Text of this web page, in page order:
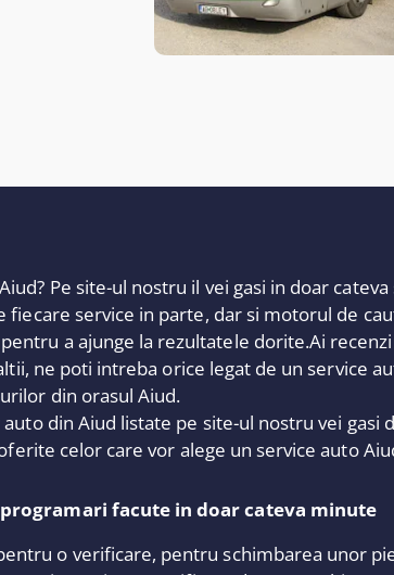
Pe site-ul nostru il vei gasi in doar
service in parte, dar si motorul de
a ajunge la rezultatele dorite.Ai
ne poti intreba orice legat de un service
din orasul Aiud.
din Aiud listate pe site-ul nostru vei
celor care vor alege un service auto
facute in doar cateva minute
o verificare, pentru schimbarea unor